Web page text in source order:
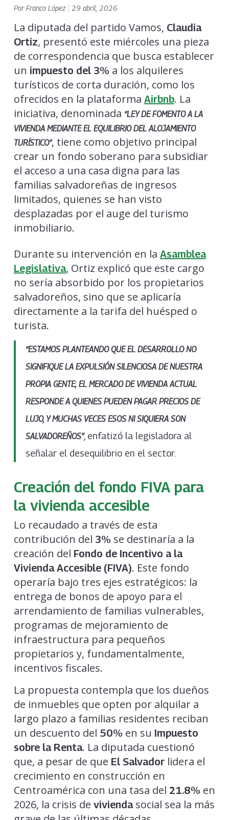
PorFranco López 29 abril, 2026
La diputada del partido Vamos, Claudia
Ortiz, presentó este miércoles una pieza
de correspondencia que busca establecer
un impuesto del 3% a los alquileres
turísticos de corta duración, como los
ofrecidos en la plataforma Airbnb. La
iniciativa, denominada “LEY DE FOMENTO A LA
VIVIENDA MEDIANTE EL EQUILIBRIO DEL ALOJAMIENTO
TURÍSTICO”, tiene como objetivo principal
crear un fondo soberano para subsidiar
el acceso a una casa digna para las
familias salvadoreñas de ingresos
limitados, quienes se han visto
desplazadas por el auge del turismo
inmobiliario.
Durante su intervención en la Asamblea
Legislativa, Ortiz explicó que este cargo
no sería absorbido por los propietarios
salvadoreños, sino que se aplicaría
directamente a la tarifa del huésped o
turista.
“ESTAMOS PLANTEANDO QUE EL DESARROLLO NO
SIGNIFIQUE LA EXPULSIÓN SILENCIOSA DE NUESTRA
PROPIA GENTE; EL MERCADO DEVIVIENDA ACTUAL
RESPONDE A QUIENES PUEDEN PAGAR PRECIOS DE
LUJO, Y MUCHAS VECES ESOS NI SIQUIERA SON
SALVADOREÑOS”, enfatizó la legisladora al
señalar el desequilibrio en el sector.
Creación del fondo FIVA para
la vivienda accesible
Lo recaudado a través de esta
contribución del 3% se destinaría a la
creación del Fondo de Incentivo a la
Vivienda Accesible (FIVA). Este fondo
operaría bajo tres ejes estratégicos: la
entrega de bonos de apoyo para el
arrendamiento de familias vulnerables,
programas de mejoramiento de
infraestructura para pequeños
propietarios y, fundamentalmente,
incentivos fiscales.
La propuesta contempla que los dueños
de inmuebles que opten por alquilar a
largo plazo a familias residentes reciban
un descuento del 50% en su Impuesto
sobre la Renta. La diputada cuestionó
que, a pesar de que El Salvadorlidera el
crecimiento en construcción en
Centroamérica con una tasa del 21.8% en
2026, la crisis de viviendasocial sea la más